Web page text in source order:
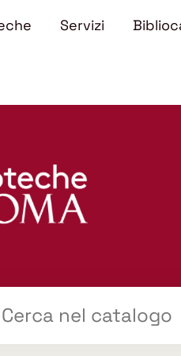
Servizi
libro "Catalogo"